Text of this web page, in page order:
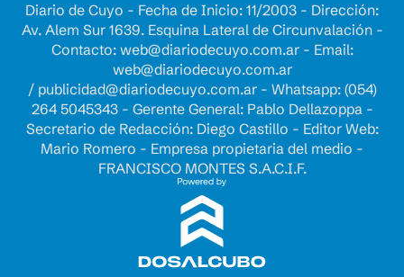
Diario de Cuyo - Fecha de Inicio: 11/2003 - Dirección:
Av. Alem Sur 1639. Esquina Lateral de Circunvalación -
Contacto: web@diariodecuyo.com.ar- Email:
web@diariodecuyo.com.ar
/ publicidad@diariodecuyo.com.ar- Whatsapp: (054)
264 5045343 - Gerente General: Pablo Dellazoppa -
Secretario de Redacción: Diego Castillo - Editor Web:
Mario Romero - Empresa propietaria del medio -
FRANCISCO MONTES S.A.C.I.F.